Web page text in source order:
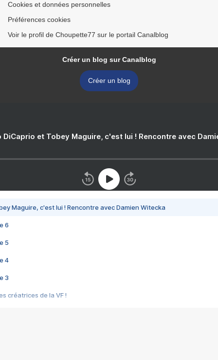
Cookies et données personnelles
Préférences cookies
Voir le profil de Choupette77 sur le portail Canalblog
Créer un blog sur Canalblog
Créer un blog
DiCaprio et Tobey Maguire, c'est lui ! Rencontre avec
Maguire, c'est lui ! Rencontre avec Damien Witecka
6
5
4
3
créatrices de la VF !